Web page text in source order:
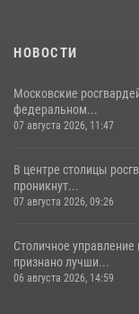
НОВОСТИ
Московские
федеральном...
07 августа 2026, 11:47
В центре столицы
проникнут...
07 августа 2026, 09:26
Столичное
признано лучши...
06 августа 2026, 14:59